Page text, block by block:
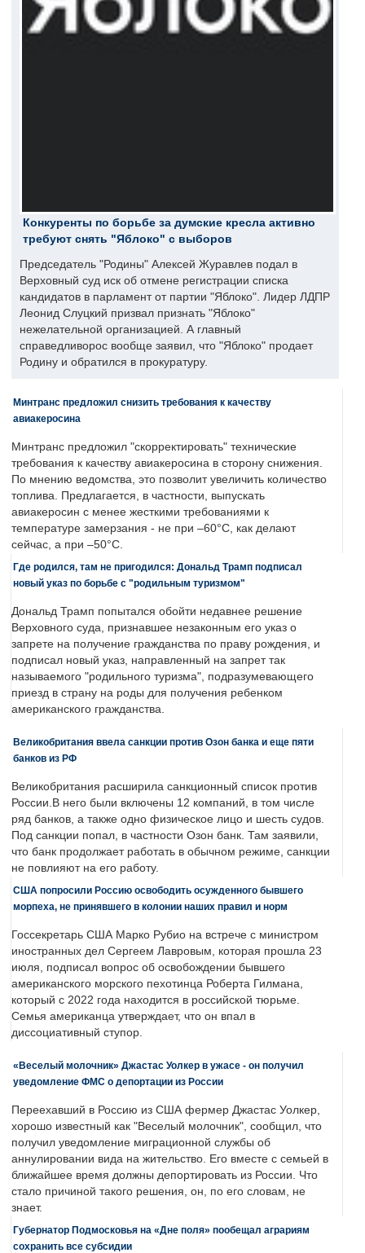
Конкуренты по борьбе за думские кресла активно
требуют снять "Яблоко" с выборов
Председатель "Родины" Алексей Журавлев подал в
Верховный суд иск об отмене регистрации списка
кандидатов в парламент от партии "Яблоко". Лидер ЛДПР
Леонид Слуцкий призвал признать "Яблоко"
нежелательной организацией. А главный
справедливорос вообще заявил, что "Яблоко" продает
Родину и обратился в прокуратуру.
Минтранс предложил снизить требования к качеству
авиакеросина
Минтранс предложил "скорректировать" технические
требования к качеству авиакеросина в сторону снижения.
По мнению ведомства, это позволит увеличить количество
топлива. Предлагается, в частности, выпускать
авиакеросин с менее жесткими требованиями к
температуре замерзания - не при –60°C, как делают
сейчас, а при –50°C.
Где родился, там не пригодился: Дональд Трамп подписал
новый указ по борьбе с "родильным туризмом"
Дональд Трамп попытался обойти недавнее решение
Верховного суда, признавшее незаконным его указ о
запрете на получение гражданства по праву рождения, и
подписал новый указ, направленный на запрет так
называемого "родильного туризма", подразумевающего
приезд в страну на роды для получения ребенком
американского гражданства.
Великобритания ввела санкции против Озон банка и еще пяти
банков из РФ
Великобритания расширила санкционный список против
России.В него были включены 12 компаний, в том числе
ряд банков, а также одно физическое лицо и шесть судов.
Под санкции попал, в частности Озон банк. Там заявили,
что банк продолжает работать в обычном режиме, санкции
не повлияют на его работу.
США попросили Россию освободить осужденного бывшего
морпеха, не принявшего в колонии наших правил и норм
Госсекретарь США Марко Рубио на встрече с министром
иностранных дел Сергеем Лавровым, которая прошла 23
июля, подписал вопрос об освобождении бывшего
американского морского пехотинца Роберта Гилмана,
который с 2022 года находится в российской тюрьме.
Семья американца утверждает, что он впал в
диссоциативный ступор.
«Веселый молочник» Джастас Уолкер в ужасе - он получил
уведомление ФМС о депортации из России
Переехавший в Россию из США фермер Джастас Уолкер,
хорошо известный как "Веселый молочник", сообщил, что
получил уведомление миграционной службы об
аннулировании вида на жительство. Его вместе с семьей в
ближайшее время должны депортировать из России. Что
стало причиной такого решения, он, по его словам, не
знает.
Губернатор Подмосковья на «Дне поля» пообещал аграриям
сохранить все субсидии